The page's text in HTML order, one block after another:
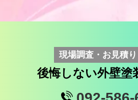
現場調査・お見積り
後悔しない外壁塗